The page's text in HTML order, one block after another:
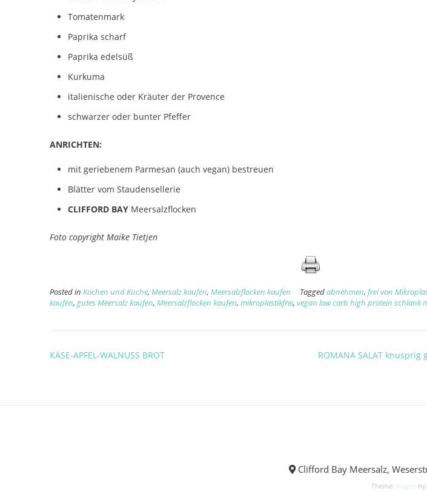
Tomatenmark
Paprika scharf
Paprika edelsüß
Kurkuma
italienische oder Kräuter der Provence
schwarzer oder bunter Pfeffer
ANRICHTEN:
mit geriebenem Parmesan (auch vegan) bestreuen
Blätter vom Staudensellerie
CLIFFORD BAY Meersalzflocken
Foto copyright Maike Tietjen
Posted in Kochen und Küche, Meersalz kaufen, Meersalzflocken kaufen Taggedabnehmen, frei von
kaufen, gutes Meersalz kaufen, Meersalzflocken kaufen, mikroplastikfrei, vegan low carb high protein schlank
Post
KÄSE-APFEL-WALNUSS BROT
ROMANA SALAT
Clifford Bay Meersalz,
Theme: Vogue by